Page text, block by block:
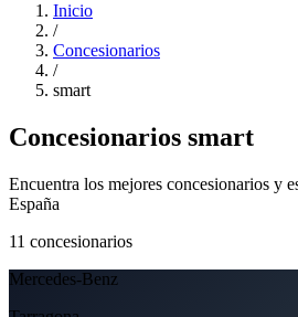
Inicio
/
Concesionarios
/
smart
Concesionarios smart
Encuentra los mejores concesionarios y
España
11 concesionarios
Mercedes-Benz